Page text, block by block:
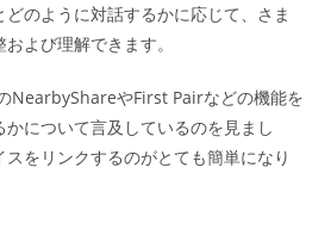
のように対話するかに応じて、さま
よび理解できます。
NearbyShareやFirst Pairなどの機能を
について言及しているのを見まし
をリンクするのがとても簡単になり